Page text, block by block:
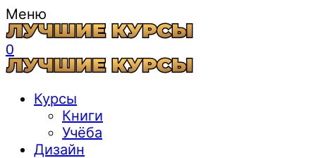
Меню
0
Курсы
Книги
Учёба
Дизайн